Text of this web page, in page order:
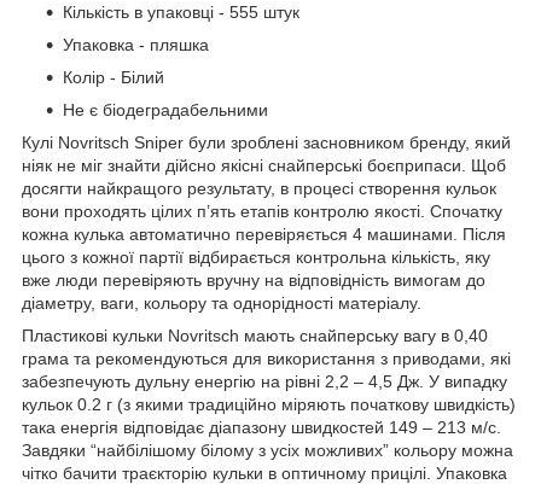
Кількість в упаковці - 555 штук
Упаковка - пляшка
Колір - Білий
Не є біодеградабельними
Кулі Novritsch Sniper були зроблені засновником бренду, який
ніяк не міг знайти дійсно якісні снайперські боєприпаси. Щоб
досягти найкращого результату, в процесі створення кульок
вони проходять цілих п’ять етапів контролю якості. Спочатку
кожна кулька автоматично перевіряється 4 машинами. Після
цього з кожної партії відбирається контрольна кількість, яку
вже люди перевіряють вручну на відповідність вимогам до
діаметру, ваги, кольору та однорідності матеріалу.
Пластикові кульки Novritsch мають снайперську вагу в 0,40
грама та рекомендуються для використання з приводами, які
забезпечують дульну енергію на рівні 2,2 – 4,5 Дж. У випадку
кульок 0.2 г (з якими традиційно міряють початкову швидкість)
така енергія відповідає діапазону швидкостей 149 – 213 м/с.
Завдяки “найбілішому білому з усіх можливих” кольору можна
чітко бачити траєкторію кульки в оптичному прицілі. Упаковка